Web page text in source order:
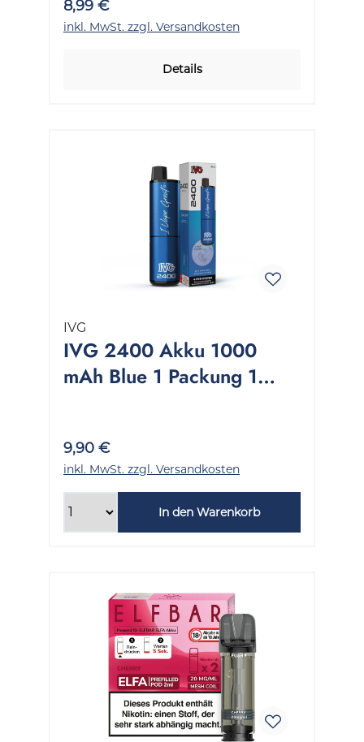
8,99 €
inkl. MwSt. zzgl. Versandkosten
Details
IVG
IVG 2400 Akku 1000
mAh Blue 1 Packung 1
9,90 €
inkl. MwSt. zzgl. Versandkosten
In den Warenkorb